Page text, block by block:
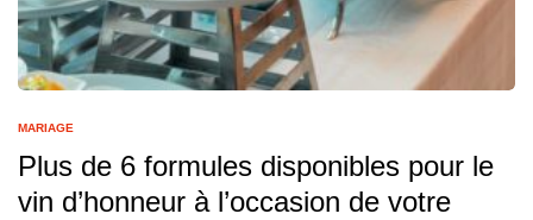
MARIAGE
Plus de 6 formules disponibles pour le
vin d’honneur à l’occasion de votre